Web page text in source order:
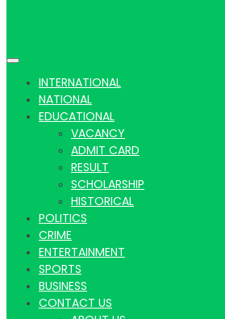
news |
Latest
Hindi
INTERNATIONAL
NATIONAL
EDUCATIONAL
VACANCY
ADMIT CARD
RESULT
SCHOLARSHIP
HISTORICAL
POLITICS
CRIME
ENTERTAINMENT
SPORTS
BUSINESS
CONTACT US